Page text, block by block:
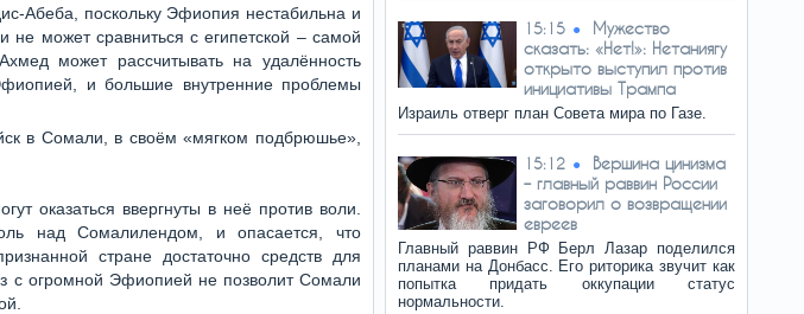
Абеба, поскольку Эфиопия нестабильна и
может сравниться с египетской – самой
может рассчитывать на удалённость
и большие внутренние проблемы
в Сомали, в своём «мягком подбрюшье»,
оказаться ввергнуты в неё против воли.
над Сомалилендом, и опасается, что
стране достаточно средств для
с огромной Эфиопией не позволит Сомали
15:15
Мужество
сказать: «Нет!»: Нетаниягу
открыто выступил против
инициативы Трампа
Израиль отверг план Совета мира по Газе.
15:12
Вершина цинизма
– главный раввин России
заговорил о возвращении
евреев
Главный раввин РФ Берл Лазар поделился
планами на Донбасс. Его риторика звучит как
попытка придать оккупации статус
нормальности.